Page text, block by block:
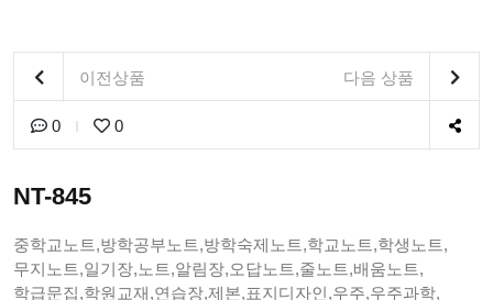
이전상품 다음 상품
0 0
NT-845
중학교노트,방학공부노트,방학숙제노트,학교노트,학생노트,
무지노트,일기장,노트,알림장,오답노트,줄노트,배움노트,
학급문집,학원교재,연습장,제본,표지디자인,우주,우주과학,